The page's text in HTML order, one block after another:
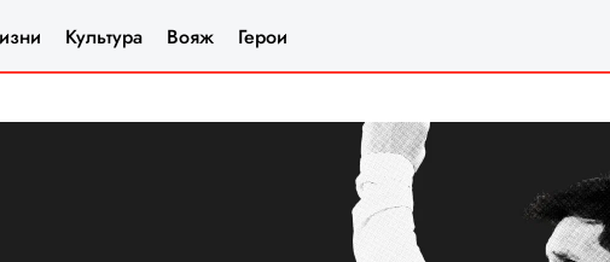
Культура Вояж Герои